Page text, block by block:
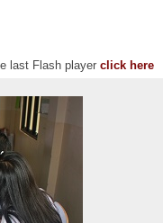
last Flash player click here